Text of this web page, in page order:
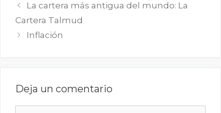
La cartera más antigua del mundo: La
Cartera Talmud
Inflación
Deja un comentario